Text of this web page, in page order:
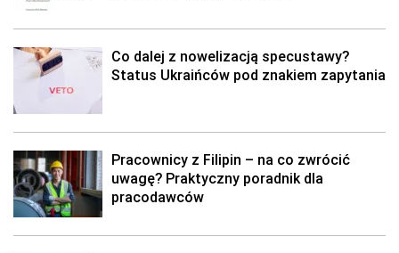
Co dalej z nowelizacją specustawy?
Status Ukraińców pod znakiem zapytania
Pracownicy z Filipin – na co zwrócić
uwagę? Praktyczny poradnik dla
pracodawców